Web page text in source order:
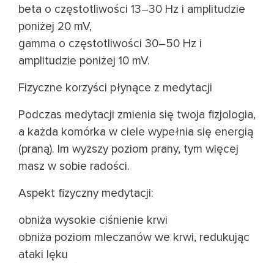
beta o częstotliwości 13–30 Hz i amplitudzie
poniżej 20 mV,
gamma o częstotliwości 30–50 Hz i
amplitudzie poniżej 10 mV.
Fizyczne korzyści płynące z medytacji
Podczas medytacji zmienia się twoja fizjologia,
a każda komórka w ciele wypełnia się energią
(praną). Im wyższy poziom prany, tym więcej
masz w sobie radości.
Aspekt fizyczny medytacji:
obniża wysokie ciśnienie krwi
obniża poziom mleczanów we krwi, redukując
ataki lęku